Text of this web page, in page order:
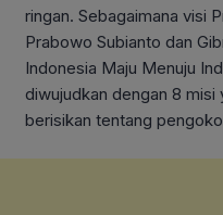
ringan. Sebagaimana visi
Prabowo Subianto dan
Indonesia Maju Menuju
diwujudkan dengan 8
berisikan tentang